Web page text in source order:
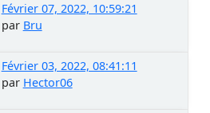
Février 07, 2022, 10:59:21
par Bru
Février 03, 2022, 08:41:11
par Hector06